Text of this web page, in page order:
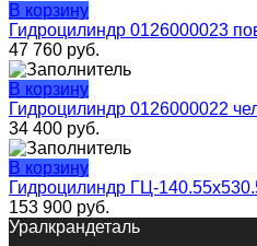
В корзину
Гидроцилиндр 0126000023
47 760 руб.
В корзину
Гидроцилиндр 0126000022
34 400 руб.
В корзину
Гидроцилиндр ГЦ-
153 900 руб.
Уралкрандеталь